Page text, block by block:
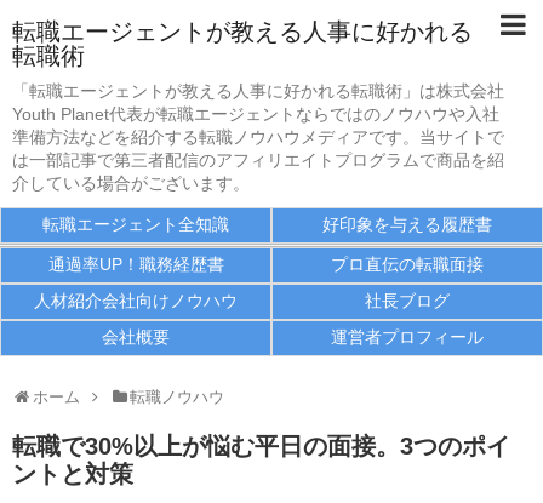
転職エージェントが教える人事に好かれる
転職術
「転職エージェントが教える人事に好かれる転職術」は株式会社
Youth Planet代表が転職エージェントならではのノウハウや入社
準備方法などを紹介する転職ノウハウメディアです。当サイトで
は一部記事で第三者配信のアフィリエイトプログラムで商品を紹
介している場合がございます。
転職エージェント全知識 好印象を与える履歴書
通過率UP！職務経歴書
プロ直伝の転職面接
人材紹介会社向けノウハウ
社長ブログ
会社概要
運営者プロフィール
ホーム 転職ノウハウ
転職で30%以上が悩む平日の面接。3つのポイ
ントと対策
転職エージェント全知識
好印象を与える履歴書
通過率UP！職務経歴書
プロ直伝の転職面接
人材紹介会社向けノウハウ
社長ブログ
会社概要
運営者プロフィール